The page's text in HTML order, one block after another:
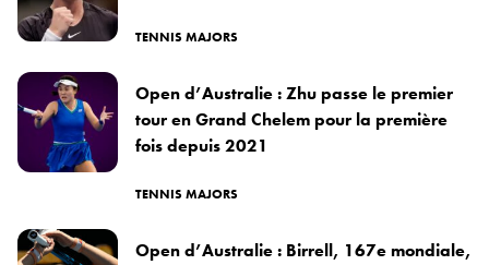
TENNIS MAJORS
Open d’Australie : Zhu passe le premier
tour en Grand Chelem pour la première
fois depuis 2021
TENNIS MAJORS
Open d’Australie : Birrell, 167e mondiale,